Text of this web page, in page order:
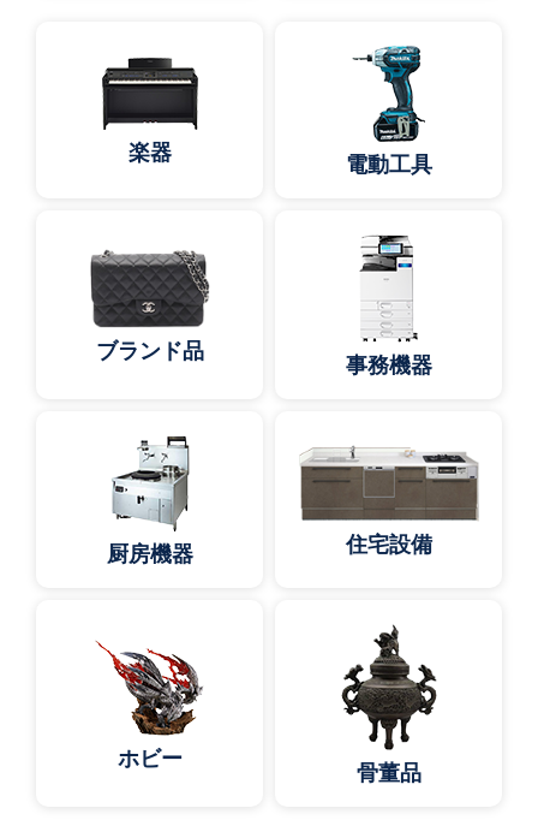
楽器 電動工具
ブランド品
事務機器
厨房機器 住宅設備
ホビー
骨董品